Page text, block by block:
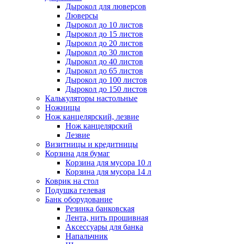
Дырокол для люверсов
Люверсы
Дырокол до 10 листов
Дырокол до 15 листов
Дырокол до 20 листов
Дырокол до 30 листов
Дырокол до 40 листов
Дырокол до 65 листов
Дырокол до 100 листов
Дырокол до 150 листов
Калькуляторы настольные
Ножницы
Нож канцелярский, лезвие
Нож канцелярский
Лезвие
Визитницы и кредитницы
Корзина для бумаг
Корзина для мусора 10 л
Корзина для мусора 14 л
Коврик на стол
Подушка гелевая
Банк оборудование
Резинка банковская
Лента, нить прошивная
Аксессуары для банка
Напальчник